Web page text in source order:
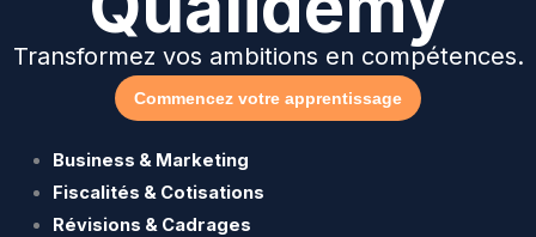
Transformez vos ambitions en compétences.
Commencez votre apprentissage
Business & Marketing
Fiscalités & Cotisations
Révisions & Cadrages